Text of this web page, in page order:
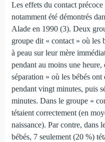
Les effets du contact
notamment été démontrés
Alade en 1990 (3). Deux
groupe dit « contact » où les
à peau sur leur mère
pendant au moins une
séparation » où les bébés ont
pendant vingt minutes, puis
minutes. Dans le groupe «
tétaient correctement (en
naissance). Par contre, dans
bébés, 7 seulement (20 %)